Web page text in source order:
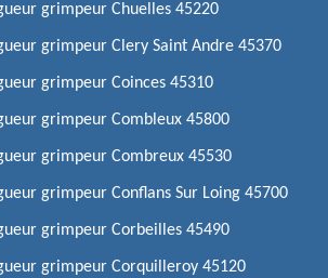
grimpeur Chuelles 45220
grimpeur Clery Saint Andre 45370
grimpeur Coinces 45310
grimpeur Combleux 45800
grimpeur Combreux 45530
grimpeur Conflans Sur Loing 45700
grimpeur Corbeilles 45490
grimpeur Corquilleroy 45120